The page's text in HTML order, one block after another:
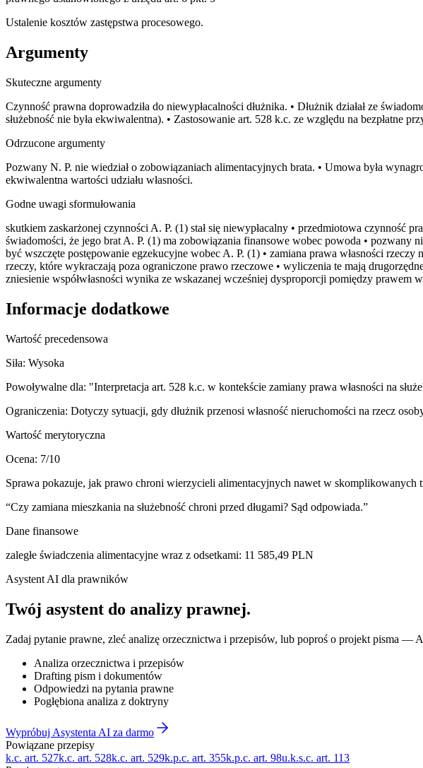
Ustalenie kosztów zastępstwa procesowego.
Argumenty
Skuteczne argumenty
Czynność prawna doprowadziła do niewypłacalności dłużnika. • Dłużnik działał ze
służebność nie była ekwiwalentna). • Zastosowanie art. 528 k.c. ze względu na bezpłatne
Odrzucone argumenty
Pozwany N. P. nie wiedział o zobowiązaniach alimentacyjnych brata. • Umowa była
ekwiwalentna wartości udziału własności.
Godne uwagi sformułowania
skutkiem zaskarżonej czynności A. P. (1) stał się niewypłacalny • przedmiotowa czynność
świadomości, że jego brat A. P. (1) ma zobowiązania finansowe wobec powoda • pozwany
być wszczęte postępowanie egzekucyjne wobec A. P. (1) • zamiana prawa własności
rzeczy, które wykraczają poza ograniczone prawo rzeczowe • wyliczenia te mają
zniesienie współwłasności wynika ze wskazanej wcześniej dysproporcji pomiędzy prawem
Informacje dodatkowe
Wartość precedensowa
Siła: Wysoka
Powoływalne dla: "Interpretacja art. 528 k.c. w kontekście zamiany prawa własności na
Ograniczenia: Dotyczy sytuacji, gdy dłużnik przenosi własność nieruchomości na rzecz
Wartość merytoryczna
Ocena: 7/10
Sprawa pokazuje, jak prawo chroni wierzycieli alimentacyjnych nawet w skomplikowanych
“Czy zamiana mieszkania na służebność chroni przed długami? Sąd odpowiada.”
Dane finansowe
zaległe świadczenia alimentacyjne wraz z odsetkami: 11 585,49 PLN
Asystent AI dla prawników
Twój asystent do analizy prawnej.
Zadaj pytanie prawne, zleć analizę orzecznictwa i przepisów, lub poproś o projekt pisma —
Analiza orzecznictwa i przepisów
Drafting pism i dokumentów
Odpowiedzi na pytania prawne
Pogłębiona analiza z doktryny
Wypróbuj Asystenta AI za darmo
Powiązane przepisy
k.c. art. 527k.c. art. 528k.c. art. 529k.p.c. art. 355k.p.c. art. 98u.k.s.c. art. 113